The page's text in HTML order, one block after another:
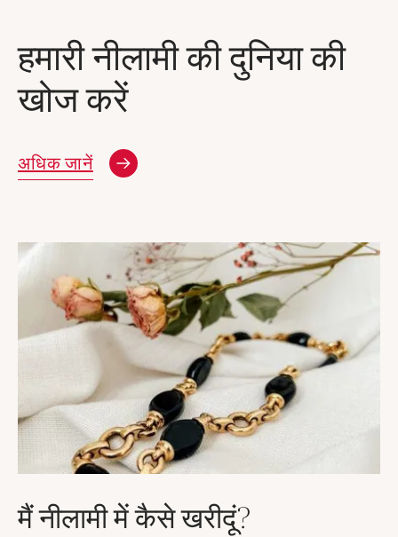
हमारी नीलामी की दुनिया की
खोज करें
नई विंडो
अधिक जानें
मैं नीलामी में कैसे खरीदूं?